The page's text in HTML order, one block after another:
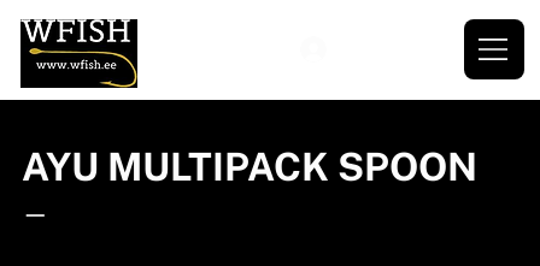
AYU MULTIPACK SPOON
—